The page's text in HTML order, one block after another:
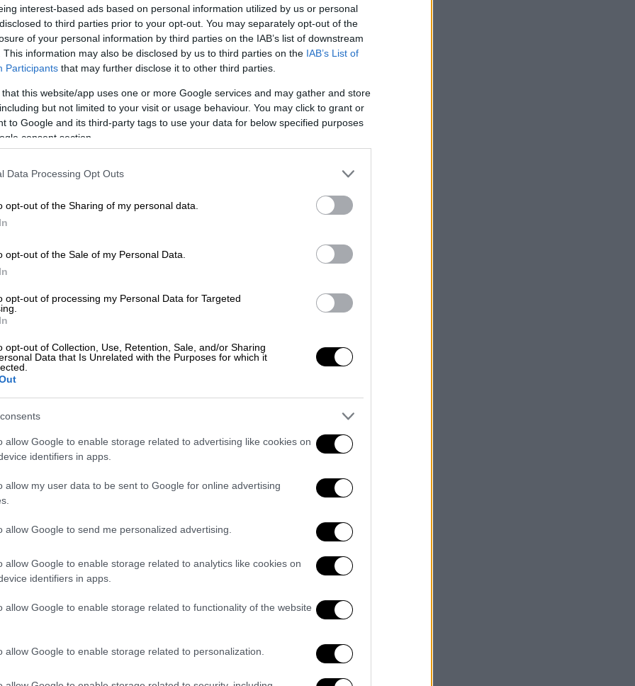
interest-based ads based on personal information utilized by us or personal
to third parties prior to your opt-out. You may separately opt-out of the
of your personal information by third parties on the IAB’s list of downstream
This information may also be disclosed by us to third parties on the IAB’s List of
Participants that may further disclose it to other third parties.
that this website/app uses one or more Google services and may gather and store
but not limited to your visit or usage behaviour. You may click to grant or
to Google and its third-party tags to use your data for below specified purposes
consent section.
Data Processing Opt Outs
opt-out of the Sharing of my personal data.
opt-out of the Sale of my Personal Data.
opt-out of processing my Personal Data for Targeted
opt-out of Collection, Use, Retention, Sale, and/or Sharing
Data that Is Unrelated with the Purposes for which it
allow Google to enable storage related to advertising like cookies on
identifiers in apps.
allow my user data to be sent to Google for online advertising
allow Google to send me personalized advertising.
allow Google to enable storage related to analytics like cookies on
identifiers in apps.
allow Google to enable storage related to functionality of the website
allow Google to enable storage related to personalization.
έμεινε σε
του Βόλου διέταξε
της 14χρονης και θα κληθούν να
και οι γιατροί.
στο μπάνιο του σπιτιού της
σοβαρά στο κεφάλι με τους
ηλεκτροπληξία.
για ηλεκτροπληξία ενώ οι
του 2022 όταν το κορίτσι έπεσε
της, ενώ οι συγγενείς δεν
στο Νοσοκομείο οι ίδιοι.
ότι το παιδί έπαθε
ήταν αναμμένος την ώρα που έκανε
στο κεφάλι. Η 14χρονη σύμφωνα με
και στον λαιμό, οι οποίες είναι ακόμα
η κυβέρνηση ανεβάζει τους τόνους και